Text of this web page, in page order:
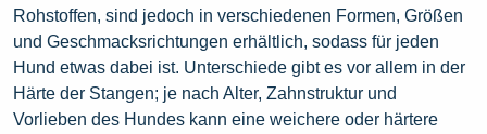
Rohstoffen, sind jedoch in verschiedenen Formen, Größen
und Geschmacksrichtungen erhältlich, sodass für jeden
Hund etwas dabei ist. Unterschiede gibt es vor allem in der
Härte der Stangen; je nach Alter, Zahnstruktur und
Vorlieben des Hundes kann eine weichere oder härtere